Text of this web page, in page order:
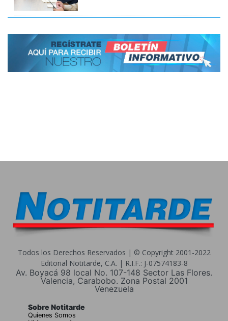
Todos los Derechos Reservados | © Copyright 2001-2022
Editorial Notitarde, C.A. | R.I.F.: J-07574183-8
Av. Boyacá 98 local No. 107-148 Sector Las Flores.
Valencia, Carabobo. Zona Postal 2001
Venezuela
Sobre Notitarde
Quienes Somos